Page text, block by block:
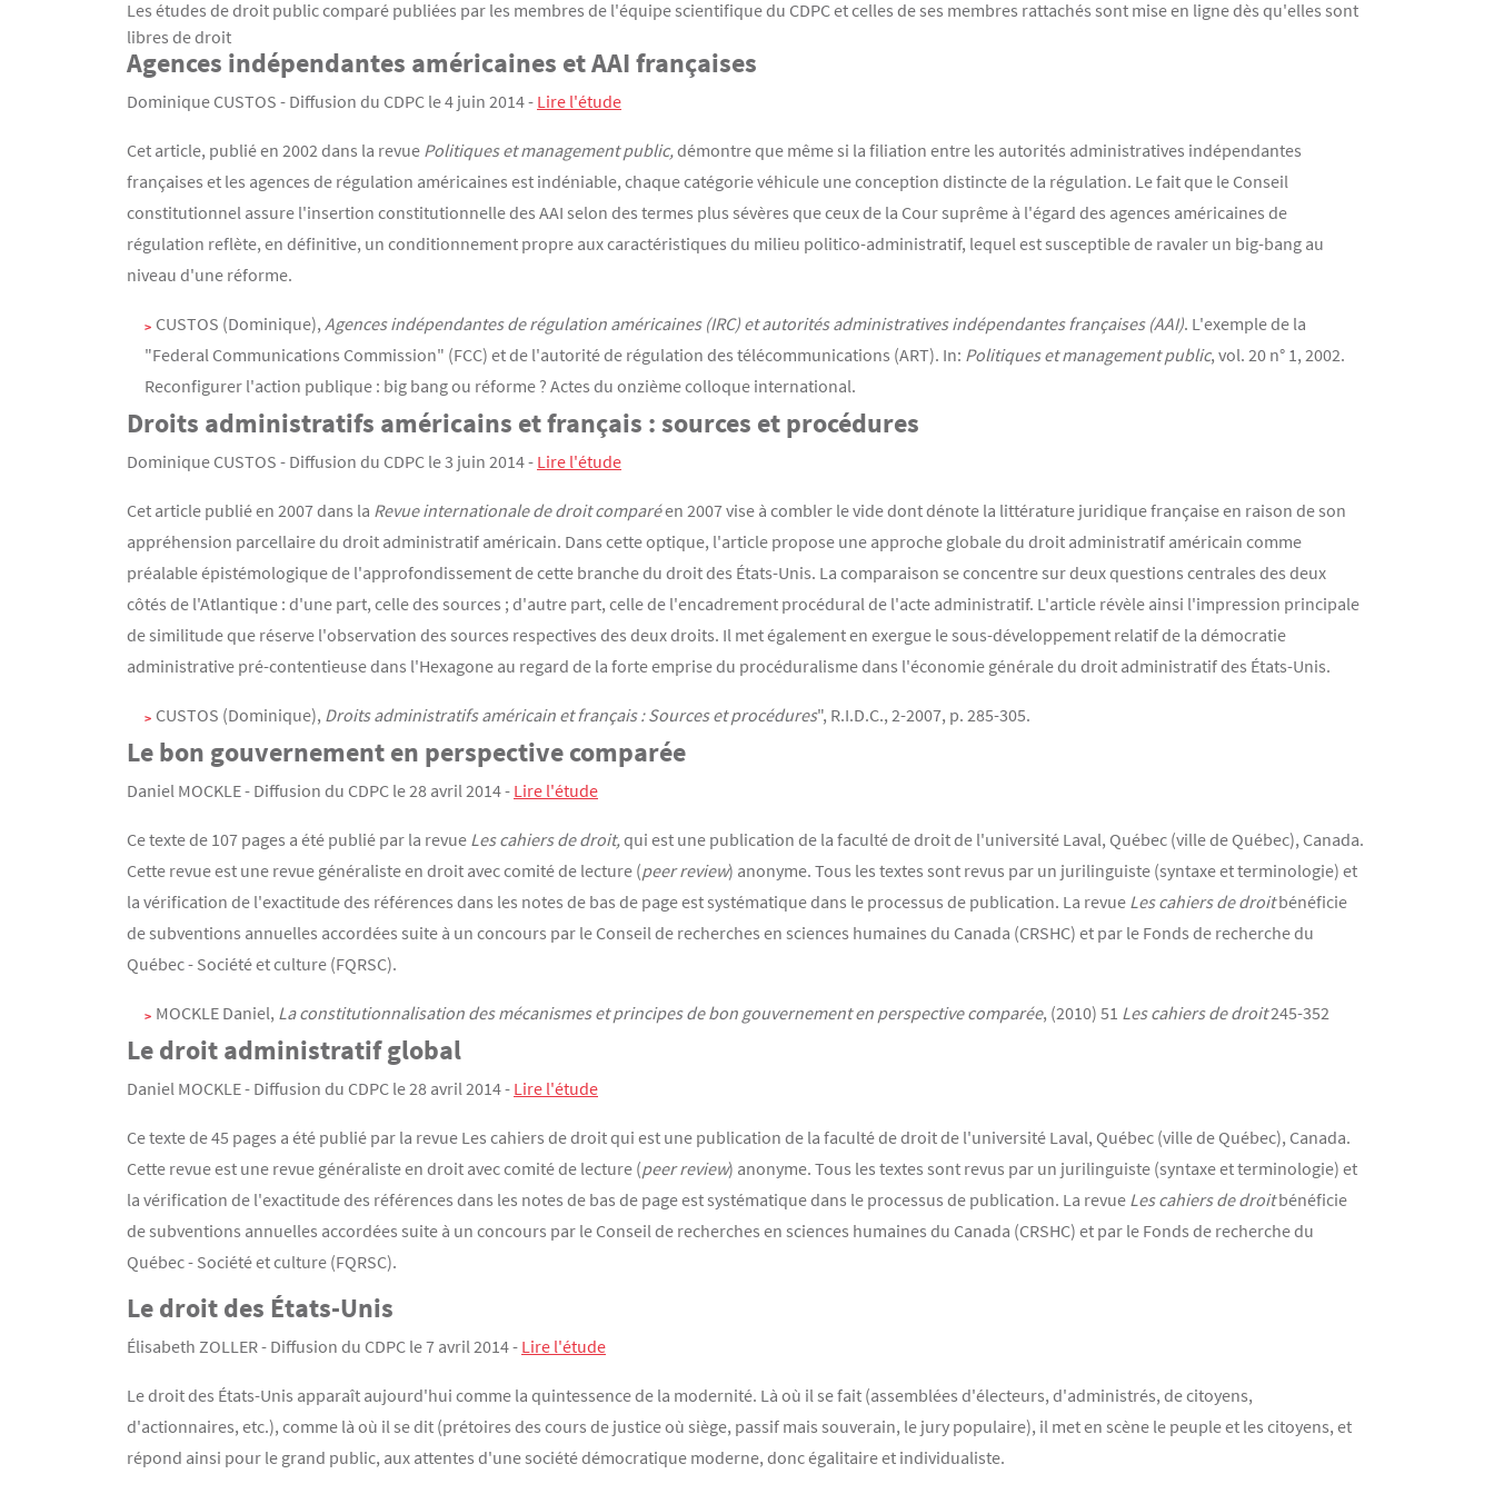
Les études de droit public comparé publiées par les membres de l'équipe scientifique du CDPC et celles de ses membres rattachés sont mise en ligne dès qu'elles sont
libres de droit
Texte
Agences indépendantes américaines et AAI françaises
Dominique CUSTOS - Diffusion du CDPC le 4 juin 2014 - Lire l'étude
Cet article, publié en 2002 dans la revue Politiques et management public,démontre que même si la filiation entre les autorités administratives indépendantes
françaises et les agences de régulation américaines est indéniable, chaque catégorie véhicule une conception distincte de la régulation. Le fait que le Conseil
constitutionnel assure l'insertion constitutionnelle des AAI selon des termes plus sévères que ceux de la Cour suprême à l'égard des agences américaines de
régulation reflète, en définitive, un conditionnement propre aux caractéristiques du milieu politico-administratif, lequel est susceptible de ravaler un big-bang au
niveau d'une réforme.
CUSTOS (Dominique), Agences indépendantes de régulation américaines (IRC) et autorités administratives indépendantes françaises (AAI). L'exemple de la
"Federal Communications Commission" (FCC) et de l'autorité de régulation des télécommunications (ART). In: Politiques et management public, vol. 20 n° 1, 2002.
Reconfigurer l'action publique : big bang ou réforme ? Actes du onzième colloque international.
Droits administratifs américains et français : sources et procédures
Dominique CUSTOS - Diffusion du CDPC le 3 juin 2014 - Lire l'étude
Cet article publié en 2007 dans la Revue internationale de droit comparéen 2007 vise à combler le vide dont dénote la littérature juridique française en raison de son
appréhension parcellaire du droit administratif américain. Dans cette optique, l'article propose une approche globale du droit administratif américain comme
préalable épistémologique de l'approfondissement de cette branche du droit des États-Unis. La comparaison se concentre sur deux questions centrales des deux
côtés de l'Atlantique : d'une part, celle des sources ; d'autre part, celle de l'encadrement procédural de l'acte administratif. L'article révèle ainsi l'impression principale
de similitude que réserve l'observation des sources respectives des deux droits. Il met également en exergue le sous-développement relatif de la démocratie
administrative pré-contentieuse dans l'Hexagone au regard de la forte emprise du procéduralisme dans l'économie générale du droit administratif des États-Unis.
CUSTOS (Dominique), Droits administratifs américain et français : Sources et procédures", R.I.D.C., 2-2007, p. 285-305.
Le bon gouvernement en perspective comparée
Daniel MOCKLE - Diffusion du CDPC le 28 avril 2014 - Lire l'étude
Ce texte de 107 pages a été publié par la revue Les cahiers de droit,qui est une publication de la faculté de droit de l'université Laval, Québec (ville de Québec), Canada.
Cette revue est une revue généraliste en droit avec comité de lecture (peer review) anonyme. Tous les textes sont revus par un jurilinguiste (syntaxe et terminologie) et
la vérification de l'exactitude des références dans les notes de bas de page est systématique dans le processus de publication. La revue Les cahiers de droitbénéficie
de subventions annuelles accordées suite à un concours par le Conseil de recherches en sciences humaines du Canada (CRSHC) et par le Fonds de recherche du
Québec - Société et culture (FQRSC).
MOCKLE Daniel, La constitutionnalisation des mécanismes et principes de bon gouvernement en perspective comparée, (2010) 51 Les cahiers de droit245-352
Le droit administratif global
Daniel MOCKLE - Diffusion du CDPC le 28 avril 2014 - Lire l'étude
Ce texte de 45 pages a été publié par la revue Les cahiers de droit qui est une publication de la faculté de droit de l'université Laval, Québec (ville de Québec), Canada.
Cette revue est une revue généraliste en droit avec comité de lecture (peer review) anonyme. Tous les textes sont revus par un jurilinguiste (syntaxe et terminologie) et
la vérification de l'exactitude des références dans les notes de bas de page est systématique dans le processus de publication. La revue Les cahiers de droitbénéficie
de subventions annuelles accordées suite à un concours par le Conseil de recherches en sciences humaines du Canada (CRSHC) et par le Fonds de recherche du
Québec - Société et culture (FQRSC).
Le droit des États-Unis
Élisabeth ZOLLER - Diffusion du CDPC le 7 avril 2014 - Lire l'étude
Le droit des États-Unis apparaît aujourd'hui comme la quintessence de la modernité. Là où il se fait (assemblées d'électeurs, d'administrés, de citoyens,
d'actionnaires, etc.), comme là où il se dit (prétoires des cours de justice où siège, passif mais souverain, le jury populaire), il met en scène le peuple et les citoyens, et
répond ainsi pour le grand public, aux attentes d'une société démocratique moderne, donc égalitaire et individualiste.